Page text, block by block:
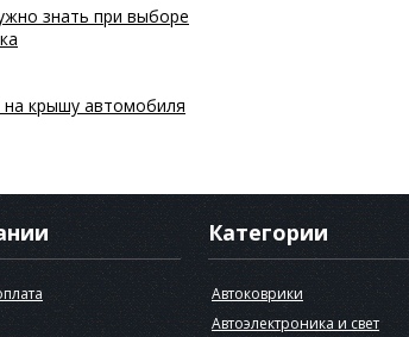
знать при выборе
на крышу автомобиля
Категории
Автоковрики
Автоэлектроника и свет